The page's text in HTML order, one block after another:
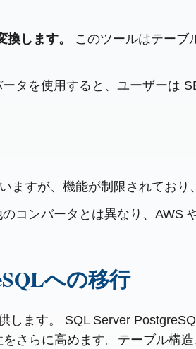
します。
このツールはテーブ
タを使用すると、ユーザーは
ますが、機能が制限されてお
のコンバータとは異なり、AWS
への移行
します。 SQL Server
さらに高めます。テーブル構